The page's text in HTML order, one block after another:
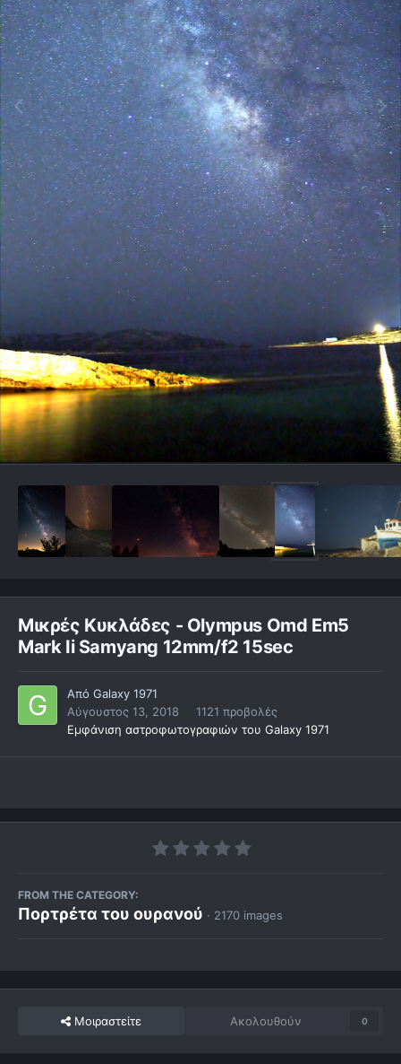
Μικρές Κυκλάδες - Olympus Omd Em5
Mark Ii Samyang 12mm/f2 15sec
Από Galaxy 1971
Αύγουστος 13, 2018
1121 προβολές
Εμφάνιση αστροφωτογραφιών του Galaxy 1971
FROM THE CATEGORY:
Πορτρέτα του ουρανού · 2170 images
Μοιραστείτε Ακολουθούν 0